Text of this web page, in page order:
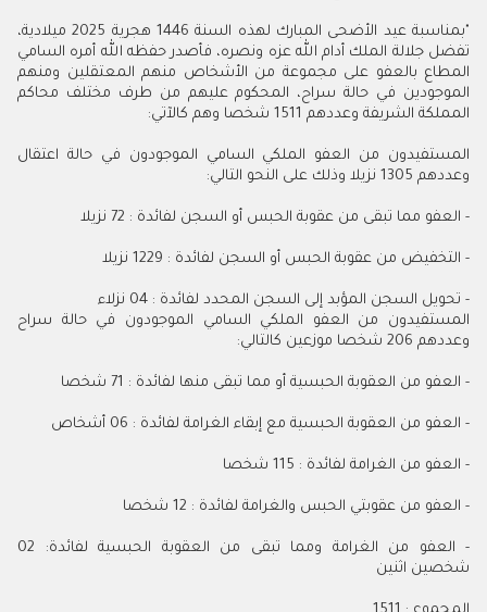
"بمناسبة عيد الأضحى المبارك لهذه السنة 1446 هجرية 2025 ميلادية،
تفضل جلالة الملك أدام الله عزه ونصره، فأصدر حفظه الله أمره السامي
المطاع بالعفو على مجموعة من الأشخاص منهم المعتقلين ومنهم
الموجودين في حالة سراح، المحكوم عليهم من طرف مختلف محاكم
المملكة الشريفة وعددهم 1511 شخصا وهم كالآتي:
المستفيدون من العفو الملكي السامي الموجودون في حالة اعتقال
وعددهم 1305 نزيلا وذلك على النحو التالي:
- العفو مما تبقى من عقوبة الحبس أو السجن لفائدة : 72 نزيلا
- التخفيض من عقوبة الحبس أو السجن لفائدة : 1229 نزيلا
- تحويل السجن المؤبد إلى السجن المحدد لفائدة : 04 نزلاء
المستفيدون من العفو الملكي السامي الموجودون في حالة سراح
وعددهم 206 شخصا موزعين كالتالي:
- العفو من العقوبة الحبسية أو مما تبقى منها لفائدة : 71 شخصا
- العفو من العقوبة الحبسية مع إبقاء الغرامة لفائدة : 06 أشخاص
- العفو من الغرامة لفائدة : 115 شخصا
- العفو من عقوبتي الحبس والغرامة لفائدة : 12 شخصا
- العفو من الغرامة ومما تبقى من العقوبة الحبسية لفائدة: 02
شخصين اثنين